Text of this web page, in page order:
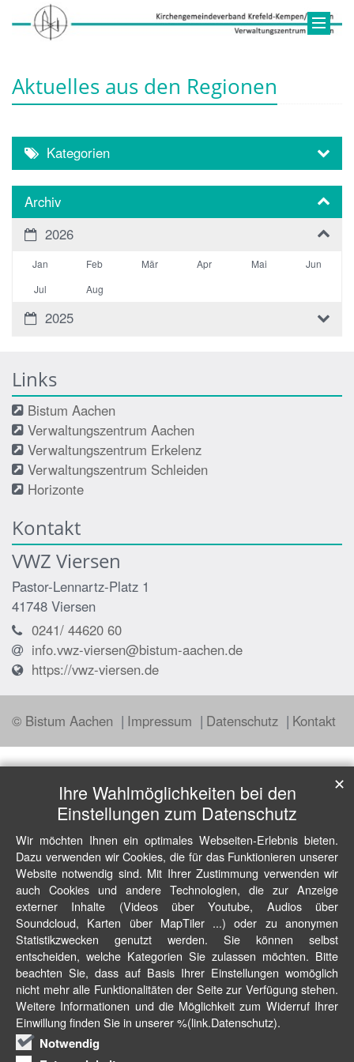
Aktuelles aus den Regionen
Kategorien
Archiv
2026
Jan Feb Mär Apr Mai
Jun
Jul
Aug
2025
Links
Bistum Aachen
Verwaltungszentrum Aachen
Verwaltungszentrum Erkelenz
Verwaltungszentrum Schleiden
Horizonte
Kontakt
VWZ Viersen
Pastor-Lennartz-Platz 1
41748 Viersen
0241/ 44620 60
info.vwz-viersen@bistum-aachen.de
https://vwz-viersen.de
© Bistum Aachen Impressum Datenschutz Kontakt
Ihre Wahlmöglichkeiten bei den
Einstellungen zum Datenschutz
Wir möchten Ihnen ein optimales Webseiten-Erlebnis bieten.
Dazu verwenden wir Cookies, die für das Funktionieren unserer
Website notwendig sind. Mit Ihrer Zustimmung verwenden wir
auch Cookies und andere Technologien, die zur Anzeige
externer Inhalte (Videos über Youtube, Audios über
Soundcloud, Karten über MapTiler ...) oder zu anonymen
Statistikzwecken genutzt werden. Sie können selbst
entscheiden, welche Kategorien Sie zulassen möchten. Bitte
beachten Sie, dass auf Basis Ihrer Einstellungen womöglich
nicht mehr alle Funktionalitäten der Seite zur Verfügung stehen.
Weitere Informationen und die Möglichkeit zum Widerruf Ihrer
Einwillung finden Sie in unserer %(link.Datenschutz).
Notwendig
✕